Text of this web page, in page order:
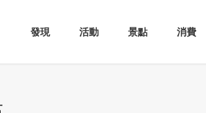
發現
活動 景點 消費